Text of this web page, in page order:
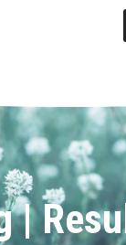
|